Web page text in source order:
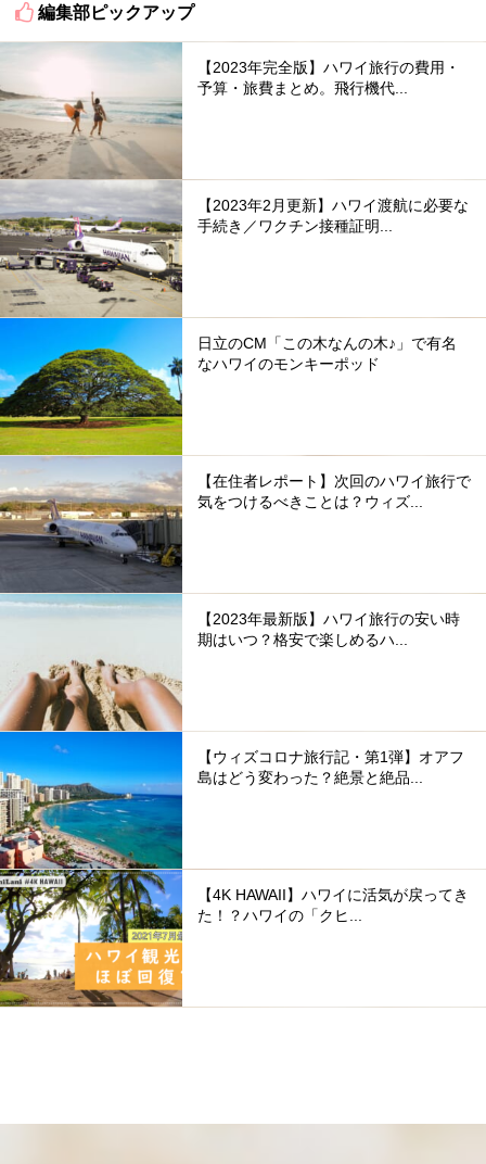
編集部ピックアップ
【2023年完全版】ハワイ旅行の費用・
予算・旅費まとめ。飛行機代...
【2023年2月更新】ハワイ渡航に必要な
手続き／ワクチン接種証明...
日立のCM「この木なんの木♪」で有名
なハワイのモンキーポッド
【在住者レポート】次回のハワイ旅行で
気をつけるべきことは？ウィズ...
【2023年最新版】ハワイ旅行の安い時
期はいつ？格安で楽しめるハ...
【ウィズコロナ旅行記・第1弾】オアフ
島はどう変わった？絶景と絶品...
【4K HAWAII】ハワイに活気が戻ってき
た！？ハワイの「クヒ...